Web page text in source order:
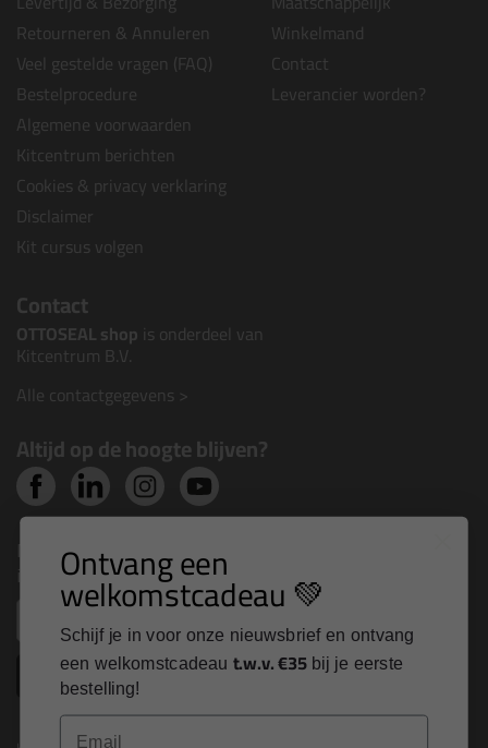
Retourneren & Annuleren
Veel gestelde vragen (FAQ)
Bestelprocedure
Algemene voorwaarden
Kitcentrum berichten
Cookies & privacy verklaring
Disclaimer
Kit cursus volgen
Winkelmand
Contact
Leverancier worden?
Contact
OTTOSEAL shop is onderdeel van
Kitcentrum B.V.
Alle contactgegevens >
Altijd op de hoogte blijven?
Nieuws, tips en exclusieve deals rechtstreeks in je
inbox
Inschrijven
Ontvang een
welkomstcadeau 💚
Schijf je in voor onze nieuwsbrief en ontvang
een welkomstcadeau t.w.v. €35 bij je eerste
bestelling!
Email